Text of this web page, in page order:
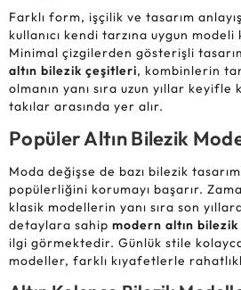
Farklı form, işçilik ve tasarım
kullanıcı kendi tarzına uygun
Minimal çizgilerden gösterişli
altın bilezik çeşitleri, kombinlerin
olmanın yanı sıra uzun yıllar
takılar arasında yer alır.
Popüler Altın Bilezik
Moda değişse de bazı bilezik
popülerliğini korumayı başarır.
klasik modellerin yanı sıra son
detaylara sahip modern altın bilezik
ilgi görmektedir. Günlük stile
modeller, farklı kıyafetlerle